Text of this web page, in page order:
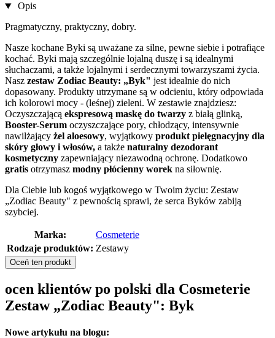
Opis
Pragmatyczny, praktyczny, dobry.
Nasze kochane Byki są uważane za silne, pewne siebie i potrafiące
kochać. Byki mają szczególnie lojalną duszę i są idealnymi
słuchaczami, a także lojalnymi i serdecznymi towarzyszami życia.
Nasz zestaw Zodiac Beauty: „Byk" jest idealnie do nich
dopasowany. Produkty utrzymane są w odcieniu, który odpowiada
ich kolorowi mocy - (leśnej) zieleni. W zestawie znajdziesz:
Oczyszczającą ekspresową maskę do twarzy z białą glinką,
Booster-Serum oczyszczające pory, chłodzący, intensywnie
nawilżający żel aloesowy, wyjątkowy produkt pielęgnacyjny dla
skóry głowy i włosów, a także naturalny dezodorant
kosmetyczny zapewniający niezawodną ochronę. Dodatkowo
gratis otrzymasz modny płócienny worek na siłownię.
Dla Ciebie lub kogoś wyjątkowego w Twoim życiu: Zestaw
„Zodiac Beauty" z pewnością sprawi, że serca Byków zabiją
szybciej.
Marka:
Cosmeterie
Rodzaje produktów: Zestawy
Oceń ten produkt
ocen klientów po polski dla Cosmeterie
Zestaw „Zodiac Beauty": Byk
Nowe artykułu na blogu: